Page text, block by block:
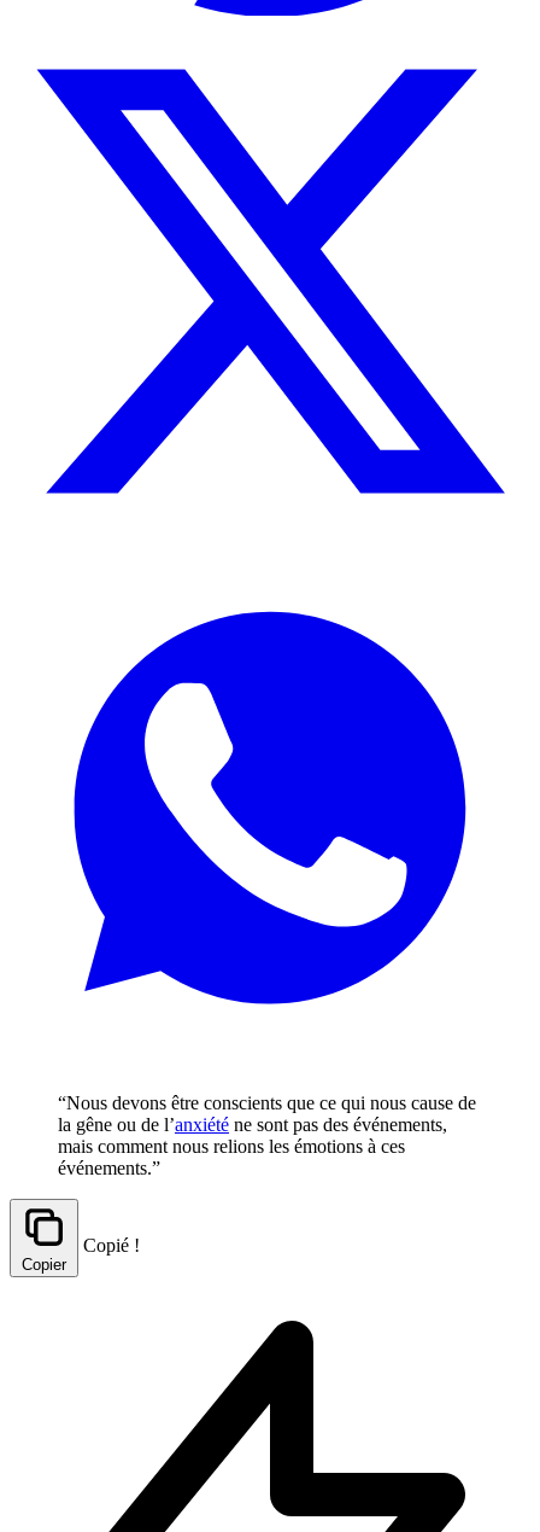
“Nous devons être conscients que ce qui nous cause de
la gêne ou de l’anxiété ne sont pas des événements,
mais comment nous relions les émotions à ces
événements.”
Copier
Copié !